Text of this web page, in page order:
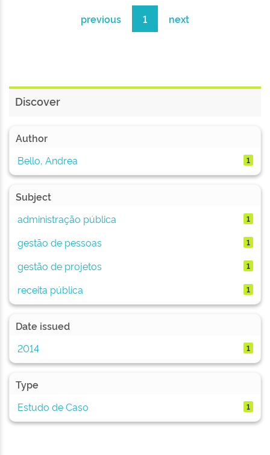
previous 1 next
Discover
Author
Bello, Andrea
1
Subject
administração pública
1
gestão de pessoas 1
gestão de projetos 1
receita pública 1
Date issued
2014
1
Type
Estudo de Caso
1